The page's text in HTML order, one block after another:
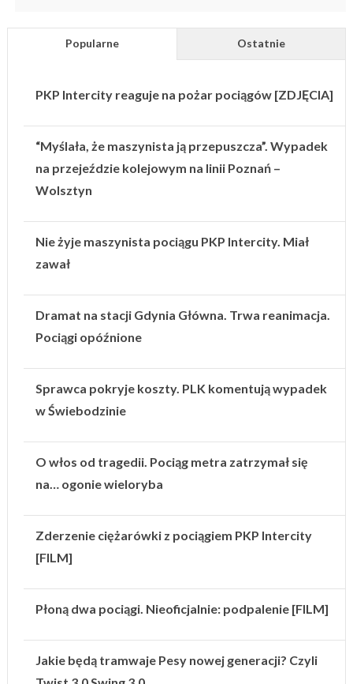
Popularne Ostatnie
PKP Intercity reaguje na pożar pociągów [ZDJĘCIA]
“Myślała, że maszynista ją przepuszcza”. Wypadek
na przejeździe kolejowym na linii Poznań –
Wolsztyn
Nie żyje maszynista pociągu PKP Intercity. Miał
zawał
Dramat na stacji Gdynia Główna. Trwa reanimacja.
Pociągi opóźnione
Sprawca pokryje koszty. PLK komentują wypadek
w Świebodzinie
O włos od tragedii. Pociąg metra zatrzymał się
na… ogonie wieloryba
Zderzenie ciężarówki z pociągiem PKP Intercity
[FILM]
Płoną dwa pociągi. Nieoficjalnie: podpalenie [FILM]
Jakie będą tramwaje Pesy nowej generacji? Czyli